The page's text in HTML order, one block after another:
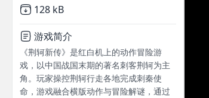
Not downloaded
128 kB
游戏简介
《荆轲新传》是红白机上的动作冒险游
戏，以中国战国末期的著名刺客荆轲为主
角。玩家操控荆轲行走各地完成刺秦使
命，游戏融合横版动作与冒险解谜，通过